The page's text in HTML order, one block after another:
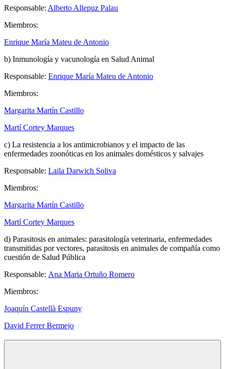
Responsable: Alberto Allepuz Palau
Miembros:
Enrique María Mateu de Antonio
b) Inmunología y vacunología en Salud Animal
Responsable: Enrique María Mateu de Antonio
Miembros:
Margarita Martín Castillo
Martí Cortey Marques
c) La resistencia a los antimicrobianos y el impacto de las
enfermedades zoonóticas en los animales domésticos y salvajes
Responsable: Laila Darwich Soliva
Miembros:
Margarita Martín Castillo
Martí Cortey Marques
d) Parasitosis en animales: parasitología veterinaria, enfermedades
transmitidas por vectores, parasitosis en animales de compañía como
cuestión de Salud Pública
Responsable: Ana Maria Ortuño Romero
Miembros:
Joaquín Castellà Espuny
David Ferrer Bermejo